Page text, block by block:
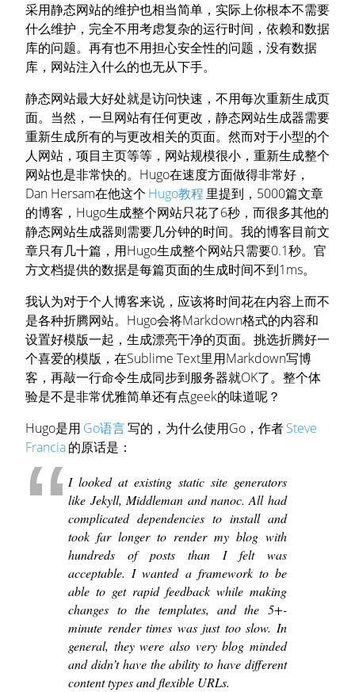
采用静态网站的维护也相当简单，实际上你根本不需要
什么维护，完全不用考虑复杂的运行时间，依赖和数据
库的问题。再有也不用担心安全性的问题，没有数据
库，网站注入什么的也无从下手。
静态网站最大好处就是访问快速，不用每次重新生成页
面。当然，一旦网站有任何更改，静态网站生成器需要
重新生成所有的与更改相关的页面。然而对于小型的个
人网站，项目主页等等，网站规模很小，重新生成整个
网站也是非常快的。Hugo在速度方面做得非常好，
Dan Hersam在他这个 Hugo教程 里提到，5000篇文章
的博客，Hugo生成整个网站只花了6秒，而很多其他的
静态网站生成器则需要几分钟的时间。我的博客目前文
章只有几十篇，用Hugo生成整个网站只需要0.1秒。官
方文档提供的数据是每篇页面的生成时间不到1ms。
我认为对于个人博客来说，应该将时间花在内容上而不
是各种折腾网站。Hugo会将Markdown格式的内容和
设置好模版一起，生成漂亮干净的页面。挑选折腾好一
个喜爱的模版，在Sublime Text里用Markdown写博
客，再敲一行命令生成同步到服务器就OK了。整个体
验是不是非常优雅简单还有点geek的味道呢？
Hugo是用 Go语言写的，为什么使用Go，作者Steve
Francia的原话是：
I looked at existing static site generators
like Jekyll, Middleman and nanoc. All had
complicated dependencies to install and
took far longer to render my blog with
hundreds of posts than I felt was
acceptable. I wanted a framework to be
able to get rapid feedback while making
changes to the templates, and the 5+-
minute render times was just too slow. In
general, they were also very blog minded
and didn’t have the ability to have different
content types and flexible URLs.